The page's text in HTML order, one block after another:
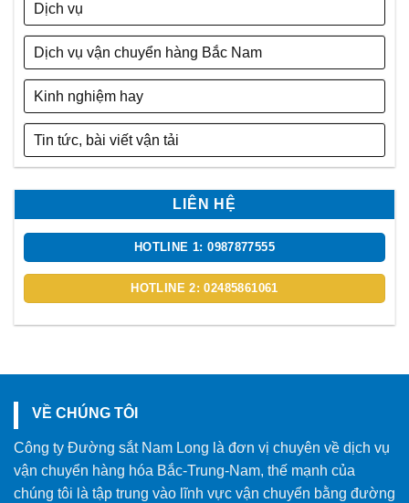
Dịch vụ
Dịch vụ vận chuyển hàng Bắc Nam
Kinh nghiệm hay
Tin tức, bài viết vận tải
LIÊN HỆ
HOTLINE 1: 0987877555
HOTLINE 2: 02485861061
VỀ CHÚNG TÔI
Công ty Đường sắt Nam Long là đơn vị chuyên về dịch vụ
vận chuyển hàng hóa Bắc-Trung-Nam, thế mạnh của
chúng tôi là tập trung vào lĩnh vực vận chuyển bằng đường